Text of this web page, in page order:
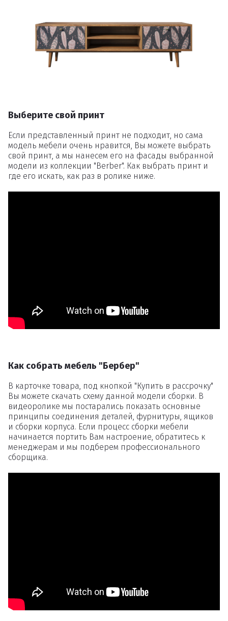
Выберите свой принт
Если представленный принт не подходит, но сама
модель мебели очень нравится, Вы можете выбрать
свой принт, а мы нанесем его на фасады выбранной
модели из коллекции "Berber". Как выбрать принт и
где его искать, как раз в ролике ниже.
Как собрать мебель "Бербер"
В карточке товара, под кнопкой "Купить в рассрочку"
Вы можете скачать схему данной модели сборки. В
видеоролике мы постарались показать основные
принципы соединения деталей, фурнитуры, ящиков
и сборки корпуса. Если процесс сборки мебели
начинается портить Вам настроение, обратитесь к
менеджерам и мы подберем профессионального
сборщика.
Удаление
товаров